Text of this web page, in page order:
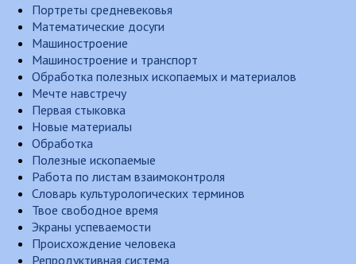
Портреты средневековья
Математические досуги
Машиностроение
Машиностроение и транспорт
Обработка полезных ископаемых и материалов
Мечте навстречу
Первая стыковка
Новые материалы
Обработка
Полезные ископаемые
Работа по листам взаимоконтроля
Словарь культурологических терминов
Твое свободное время
Экраны успеваемости
Происхождение человека
Репродуктивная система